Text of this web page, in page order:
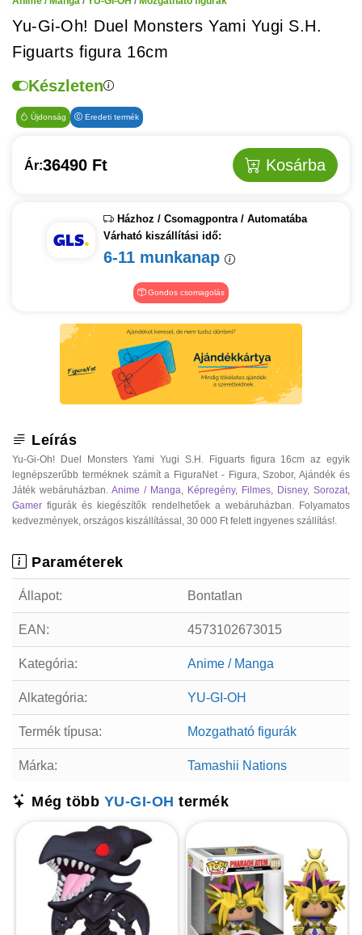
Yu-Gi-Oh! Duel Monsters Yami Yugi S.H.
Figuarts figura 16cm
Készleten
Újdonság Eredeti termék
Ár:36490 Ft Kosárba
Házhoz / Csomagpontra / Automatába
Várható kiszállítási idő:
6-11 munkanap
Gondos csomagolás
Leírás
Yu-Gi-Oh! Duel Monsters Yami Yugi S.H. Figuarts figura 16cm az egyik
legnépszerűbb terméknek számít a FiguraNet - Figura, Szobor, Ajándék és
Játék webáruházban. Anime / Manga, Képregény, Filmes, Disney, Sorozat,
Gamer figurák és kiegészítők rendelhetőek a webáruházban. Folyamatos
kedvezmények, országos kiszállítással, 30 000 Ft felett ingyenes szállítás!.
Paraméterek
Állapot: Bontatlan
EAN: 4573102673015
Kategória: Anime / Manga
Alkategória: YU-GI-OH
Termék típusa: Mozgatható figurák
Márka: Tamashii Nations
Még több YU-GI-OH termék